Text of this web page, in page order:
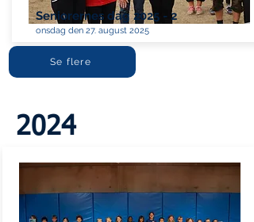
Seniorernes dag 2025 - 2
onsdag den 27. august 2025
Se flere
2024